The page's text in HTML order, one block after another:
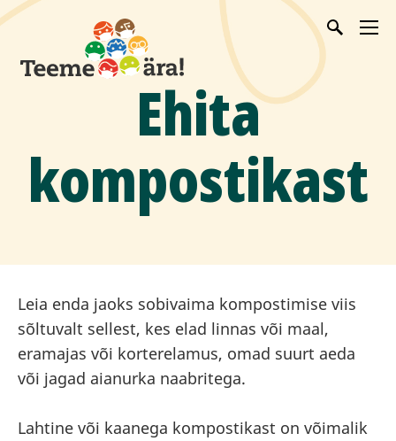
Ehita
kompostikast
Leia enda jaoks sobivaima kompostimise viis
sõltuvalt sellest, kes elad linnas või maal,
eramajas või korterelamus, omad suurt aeda
või jagad aianurka naabritega.
Lahtine või kaanega kompostikast on võimalik